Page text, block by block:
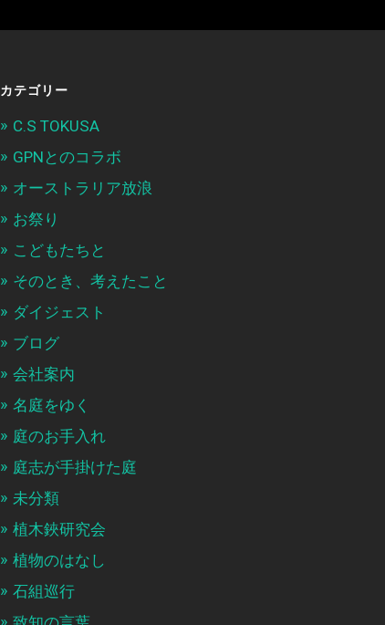
カテゴリー
C.S TOKUSA
GPNとのコラボ
オーストラリア放浪
お祭り
こどもたちと
そのとき、考えたこと
ダイジェスト
ブログ
会社案内
名庭をゆく
庭のお手入れ
庭志が手掛けた庭
未分類
植木鋏研究会
植物のはなし
石組巡行